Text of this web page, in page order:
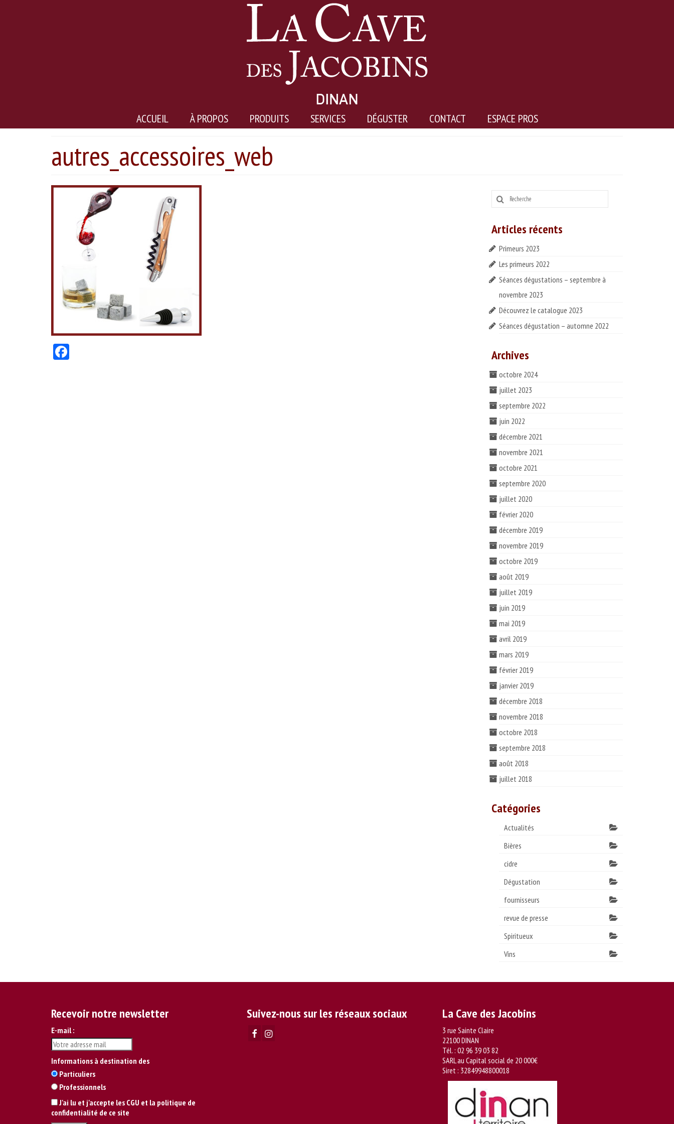
ACCUEIL À PROPOS PRODUITS SERVICES DÉGUSTER CONTACT ESPACE PROS
autres_accessoires_web
Rechercher
:
Articles récents
Primeurs 2023
Les primeurs 2022
Séances dégustations – septembre à
novembre 2023
Découvrez le catalogue 2023
Séances dégustation – automne 2022
Archives
octobre 2024
juillet 2023
septembre 2022
juin 2022
décembre 2021
novembre 2021
octobre 2021
septembre 2020
juillet 2020
février 2020
décembre 2019
novembre 2019
octobre 2019
août 2019
juillet 2019
juin 2019
mai 2019
avril 2019
mars 2019
février 2019
janvier 2019
décembre 2018
novembre 2018
octobre 2018
septembre 2018
août 2018
juillet 2018
Catégories
Actualités
Bières
cidre
Dégustation
fournisseurs
revue de presse
Spiritueux
Vins
Recevoir notre newsletter
E-mail :
Informations à destination des
Particuliers
Professionnels
J'ai lu et j'accepte les CGU et la politique de
confidentialité de ce site
Suivez-nous sur les réseaux sociaux La Cave des Jacobins
3 rue Sainte Claire
22100 DINAN
Tél. : 02 96 39 03 82
SARL au Capital social de 20 000€
Siret : 32849948800018